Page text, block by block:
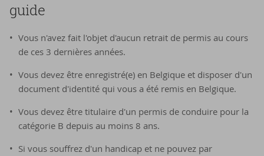
guide
Vous n'avez fait l'objet d'aucun retrait de permis au cours
de ces 3 dernières années.
Vous devez être enregistré(e) en Belgique et disposer d'un
document d'identité qui vous a été remis en Belgique.
Vous devez être titulaire d'un permis de conduire pour la
catégorie B depuis au moins 8 ans.
Si vous souffrez d'un handicap et ne pouvez par